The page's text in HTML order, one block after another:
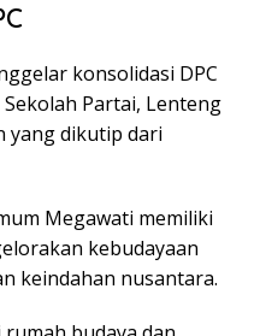
konsolidasi DPC
Partai, Lenteng
yang dikutip dari
Megawati memiliki
kebudayaan
keindahan nusantara.